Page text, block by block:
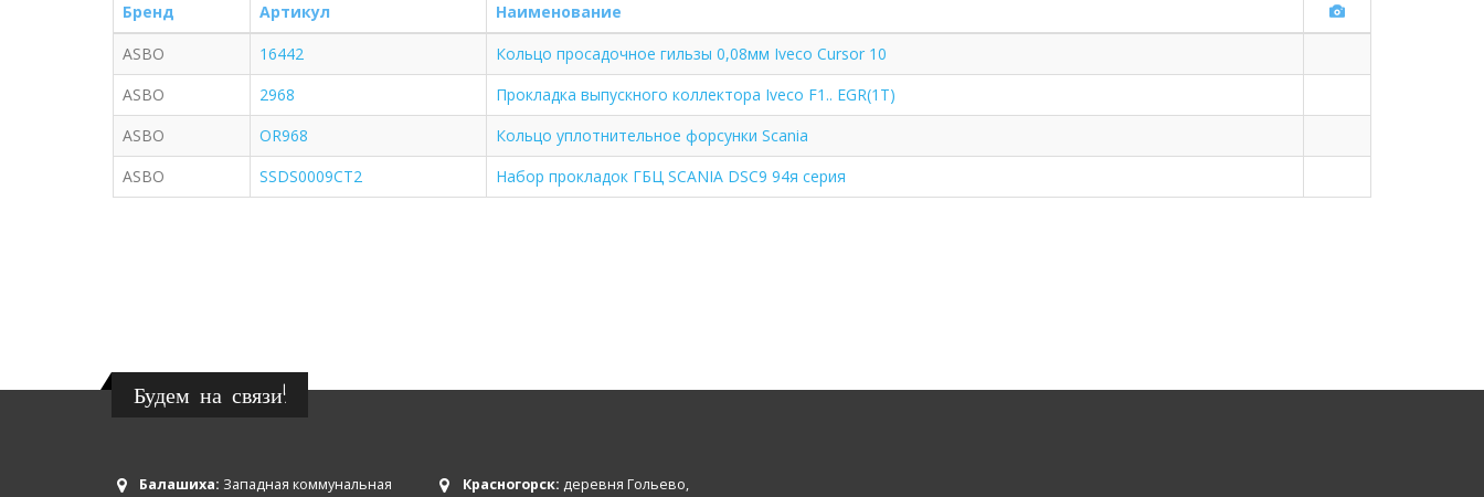
Бренд Артикул
Наименование
ASBO
16442
Кольцо просадочное гильзы 0,08мм Iveco Cursor 10
ASBO
2968
Прокладка выпускного коллектора Iveco F1.. EGR(1T)
ASBO
OR968
Кольцо уплотнительное форсунки Scania
ASBO
SSDS0009CT2 Набор прокладок ГБЦ SCANIA DSC9 94я серия
Будем на связи!
Балашиха: Западная коммунальная Красногорск: деревня Гольево,